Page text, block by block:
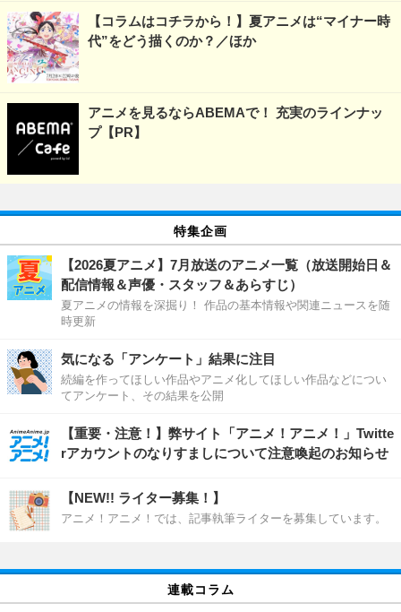
【コラムはコチラから！】夏アニメは“マイナー時
代”をどう描くのか？／ほか
アニメを見るならABEMAで！ 充実のラインナッ
プ【PR】
特集企画
【2026夏アニメ】7月放送のアニメ一覧（放送開始日＆
配信情報＆声優・スタッフ＆あらすじ）
夏アニメの情報を深掘り！ 作品の基本情報や関連ニュースを随
時更新
気になる「アンケート」結果に注目
続編を作ってほしい作品やアニメ化してほしい作品などについ
てアンケート、その結果を公開
【重要・注意！】弊サイト「アニメ！アニメ！」Twitte
rアカウントのなりすましについて注意喚起のお知らせ
【NEW!! ライター募集！】
アニメ！アニメ！では、記事執筆ライターを募集しています。
連載コラム